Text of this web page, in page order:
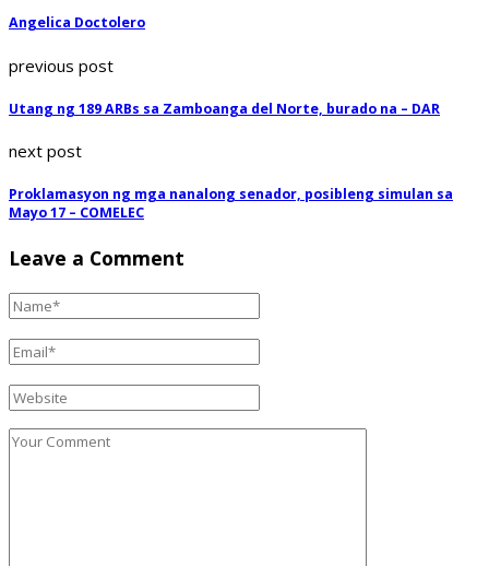
Angelica Doctolero
previous post
Utang ng 189 ARBs sa Zamboanga del Norte, burado na – DAR
next post
Proklamasyon ng mga nanalong senador, posibleng simulan sa
Mayo 17 – COMELEC
Leave a Comment